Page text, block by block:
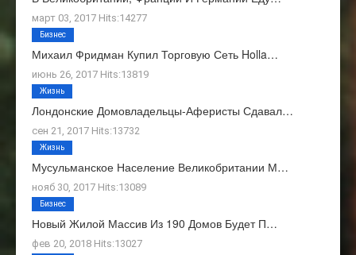
март 03, 2017 Hits:14277
Михаил Фридман Купил Торговую Сеть Holla…
июнь 26, 2017 Hits:13819
Бизнес
Лондонские Домовладельцы-Аферисты Сдавал…
сен 21, 2017 Hits:13732
Жизнь
Мусульманское Население Великобритании М…
нояб 30, 2017 Hits:13089
Жизнь
Новый Жилой Массив Из 190 Домов Будет П…
фев 20, 2018 Hits:13027
Бизнес